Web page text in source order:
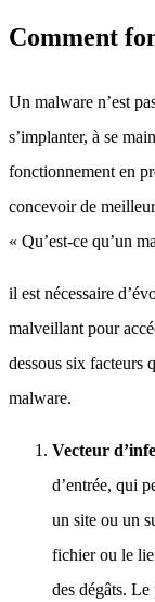
Comment
Un malware n’est
s’implanter, à se
fonctionnement en
concevoir de
« Qu’est-ce qu’un
il est nécessaire
malveillant pour
dessous six facteurs
malware.
Vecteur
d’entrée, qui
un site ou un
fichier ou le
des dégâts.